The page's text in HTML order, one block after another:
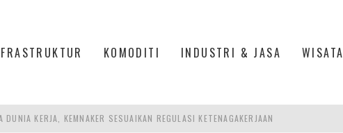
KOMODITI INDUSTRI & JASA
MOTOR UTAMA INDUSTRI KEHUTANAN INDONESIA